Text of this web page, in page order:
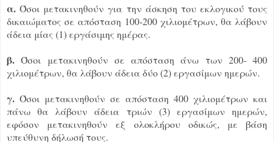
α. Όσοι μετακινηθούν για την άσκηση του εκλογικού τους
δικαιώματος σε απόσταση 100-200 χιλιομέτρων, θα λάβουν
άδεια μίας (1) εργάσιμης ημέρας.
β. Όσοι μετακινηθούν σε απόσταση άνω των 200- 400
χιλιομέτρων, θα λάβουν άδεια δύο (2) εργασίμων ημερών.
γ. Όσοι μετακινηθούν σε απόσταση 400 χιλιομέτρων και
πάνω θα λάβουν άδεια τριών (3) εργασίμων ημερών,
εφόσον μετακινηθούν εξ ολοκλήρου οδικώς, με βάση
υπεύθυνη δήλωσή τους.